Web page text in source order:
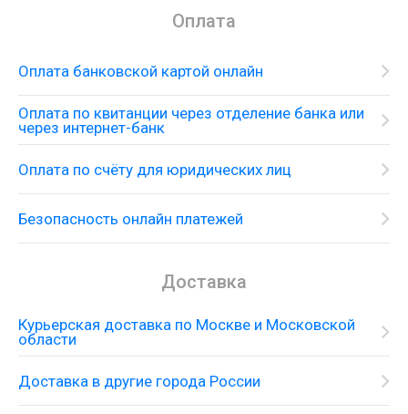
термическим воздействиям и достойно
• За время использования Ваша мойка не потеряет
инновационной технологии пигментации
кварцевого песка, а не связующего компонента в
градусов;
•Оборачиваемая чаша мойки; Комплектация:
• крепления;
• донный клапан (автоматический дон- ный клапан
• картонные уплотнения;
Оплата
Оплата банковской картой онлайн
Оплата по квитанции через отделение банка или
через интернет-банк
Оплата по счёту для юридических лиц
Безопасность онлайн платежей
Доставка
Курьерская доставка по Москве и Московской
области
Доставка в другие города России